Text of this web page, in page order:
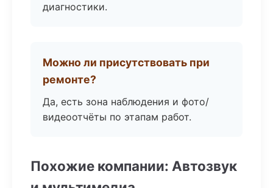
диагностики.
Можно ли присутствовать при
ремонте?
Да, есть зона наблюдения и фото/
видеоотчёты по этапам работ.
Похожие компании: Автозвук